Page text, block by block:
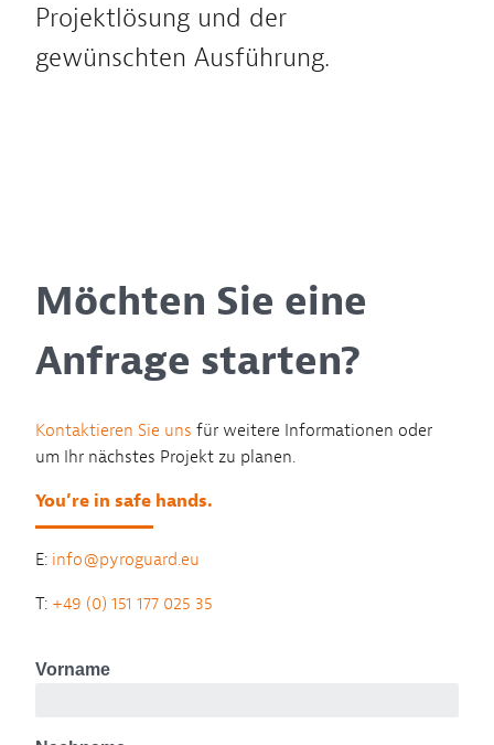
Projektlösung und der
gewünschten Ausführung.
Möchten Sie eine
Anfrage starten?
Kontaktieren Sie uns für weitere Informationen oder
um Ihr nächstes Projekt zu planen.
You’re in safe hands.
E: info@pyroguard.eu
T: +49 (0) 151 177 025 35